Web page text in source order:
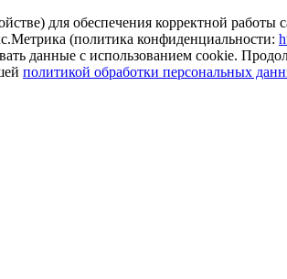
для обеспечения корректной работы
(политика конфиденциальности:
данные с использованием cookie.
политикой обработки персональных